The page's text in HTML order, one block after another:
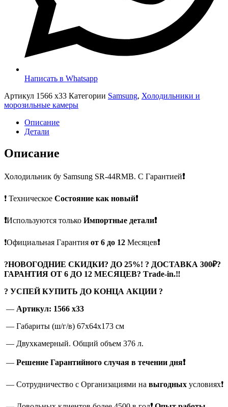
Написать в Whatsapp
Артикул 1566 x33 Категории Samsung, Холодильники и
морозильные камеры
Описание
Детали
Описание
Холодильник бу Samsung SR-44RMB. С Гарантией❗
❗ Техническое Состояние как новый❗
❗Используются только Импортные детали❗
❗Официальная Гарантия от 6 до 12 Месяцев❗
?НОВОГОДНИЕ СКИДКИ? ДО 25%! ? ДОСТАВКА 300₽?
ГАРАНТИЯ ОТ 6 ДО 12 МЕСЯЦЕВ? Тrade-in.‼
? УСПЕЙ КУПИТЬ ДО КОНЦА АКЦИИ ?
— Артикул: 1566 x33
— Габариты (ш/г/в) 67х64х173 см
— Двухкамерный. Общий объем 376 л.
— Решение Гарантийного случая в течении дня❗
— Сотрудничество с Организациями на выгодных условиях❗